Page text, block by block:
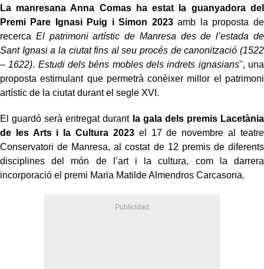
La manresana Anna Comas ha estat la guanyadora del
Premi Pare Ignasi Puig i Simon 2023amb la proposta de
recerca El patrimoni artístic de Manresa des de l’estada de
Sant Ignasi a la ciutat fins al seu procés de canonització (1522
– 1622). Estudi dels béns mobles dels indrets ignasians", una
proposta estimulant que permetrà conèixer millor el patrimoni
artístic de la ciutat durant el segle XVI.
El guardó serà entregat durant la gala dels premis Lacetània
de les Arts i la Cultura 2023el 17 de novembre al teatre
Conservatori de Manresa, al costat de 12 premis de diferents
disciplines del món de l’art i la cultura, com la darrera
incorporació el premi Maria Matilde Almendros Carcasona.